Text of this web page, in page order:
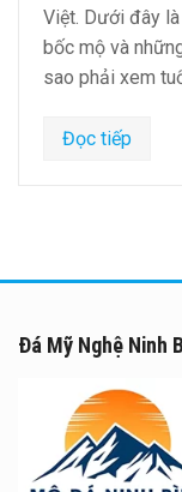
Việt. Dưới đây
bốc mộ và
sao phải xem
Đọc tiếp
Đá Mỹ Nghệ Ninh